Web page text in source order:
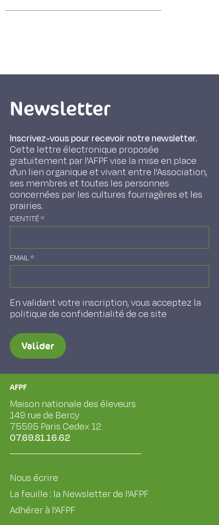
Newsletter
Inscrivez-vous pour recevoir notre newsletter.
Cette lettre électronique proposée
gratuitement par l'AFPF vise la mise en place
d'un lien organique et vivant entre l'Association,
ses membres et toutes les personnes
concernées par les cultures fourragères et les
prairies.
IDENTITÉ*
EMAIL *
En validant votre inscription, vous acceptez la
politique de confidentialité de ce site
Valider
AFPF
Maison nationale des éleveurs
149 rue de Bercy
75595 Paris Cedex 12
07.69.81.16.62
Nous écrire
La feuille : la Newsletter de l'AFPF
Adhérer à l'AFPF